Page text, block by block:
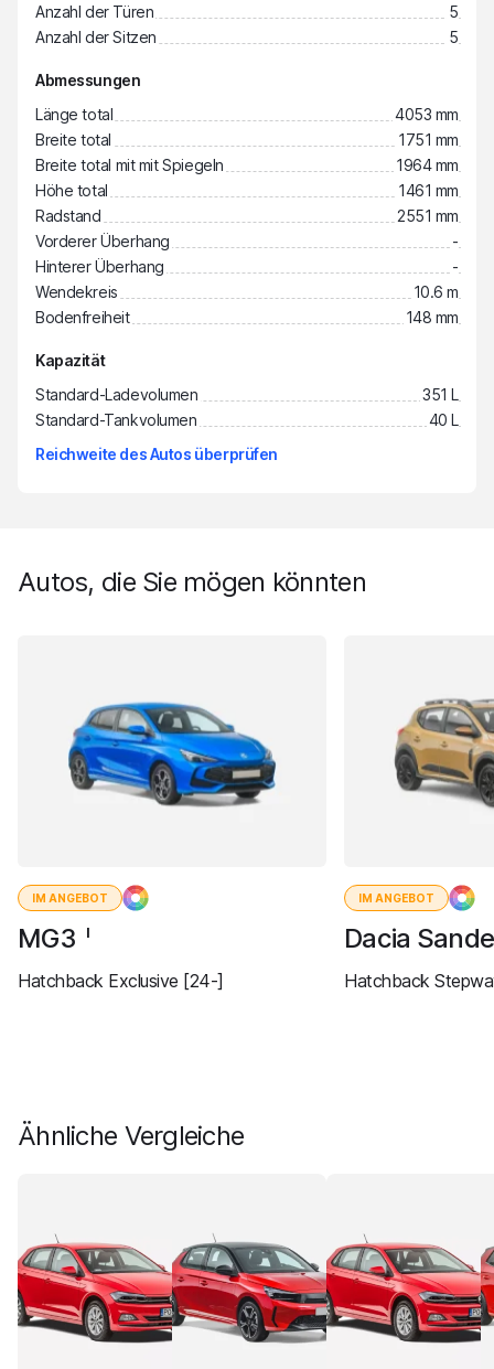
Anzahl der Türen
5
Anzahl der Sitzen
5
Abmessungen
Länge total
4053 mm
Breite total
1751 mm
Breite total mit mit Spiegeln
1964 mm
Höhe total
1461 mm
Radstand
2551 mm
Vorderer Überhang
-
Hinterer Überhang
-
Wendekreis
10.6 m
Bodenfreiheit
148 mm
Kapazität
Standard-Ladevolumen
351 L
Standard-Tankvolumen
40 L
Reichweite des Autos überprüfen
Autos, die Sie mögen könnten
IM ANGEBOT
MG3 I
Hatchback Exclusive [24-]
IM ANGEBOT
Dacia
Hatchback
Ähnliche Vergleiche